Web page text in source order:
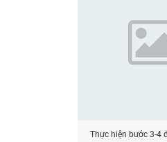
Thực hiện bước 3-4